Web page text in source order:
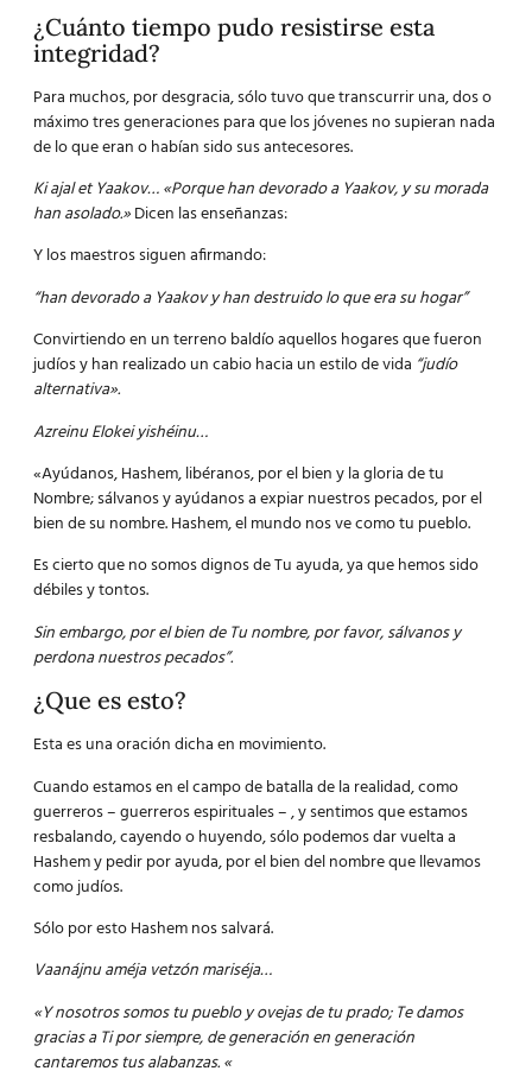
¿Cuánto tiempo pudo resistirse esta
integridad?
Para muchos, por desgracia, sólo tuvo que transcurrir una, dos o
máximo tres generaciones para que los jóvenes no supieran nada
de lo que eran o habían sido sus antecesores.
Ki ajal et Yaakov…«Porque han devorado a Yaakov, y su morada
han asolado.»Dicen las enseñanzas:
Y los maestros siguen afirmando:
“han devorado a Yaakov y han destruido lo que era su hogar”
Convirtiendo en un terreno baldío aquellos hogares que fueron
judíos y han realizado un cabio hacia un estilo de vida “judío
alternativa».
Azreinu Elokei yishéinu…
«Ayúdanos, Hashem, libéranos, por el bien y la gloria de tu
Nombre; sálvanos y ayúdanos a expiar nuestros pecados, por el
bien de su nombre. Hashem, el mundo nos ve como tu pueblo.
Es cierto que no somos dignos de Tu ayuda, ya que hemos sido
débiles y tontos.
Sin embargo, por el bien de Tu nombre, por favor, sálvanos y
perdona nuestros pecados”.
¿Que es esto?
Esta es una oración dicha en movimiento.
Cuando estamos en el campo de batalla de la realidad, como
guerreros – guerreros espirituales – , y sentimos que estamos
resbalando, cayendo o huyendo, sólo podemos dar vuelta a
Hashem y pedir por ayuda, por el bien del nombre que llevamos
como judíos.
Sólo por esto Hashem nos salvará.
Vaanájnu améja vetzón mariséja…
«Y nosotros somos tu pueblo y ovejas de tu prado; Te damos
gracias a Ti por siempre, de generación en generación
cantaremos tus alabanzas. «